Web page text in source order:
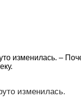
изменилась. –
изменилась.